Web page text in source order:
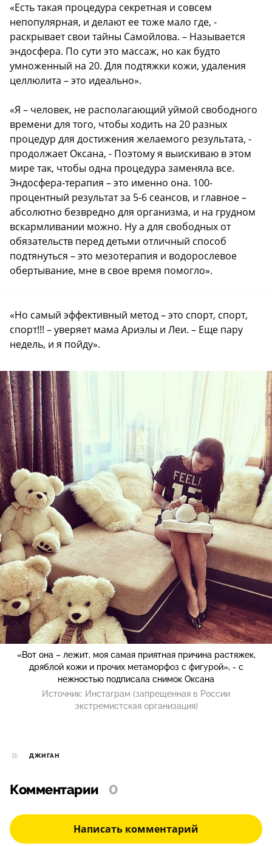
«Есть такая процедура секретная и совсем
непопулярная, и делают ее тоже мало где, -
раскрывает свои тайны Самойлова. – Называется
эндосфера. По сути это массаж, но как будто
умноженный на 20. Для подтяжки кожи, удаления
целлюлита – это идеально».
«Я – человек, не располагающий уймой свободного
времени для того, чтобы ходить на 20 разных
процедур для достижения желаемого результата, -
продолжает Оксана, - Поэтому я выискиваю в этом
мире так, чтобы одна процедура заменяла все.
Эндосфера-терапия – это именно она. 100-
процентный результат за 5-6 сеансов, и главное –
абсолютно безвредно для организма, и на грудном
вскармливании можно. Ну а для свободных от
обязательств перед детьми отличный способ
подтянуться – это мезотерапия и водорослевое
обертывание, мне в свое время помогло».
«Но самый эффективный метод – это спорт, спорт,
спорт!!! – уверяет мама Ариэлы и Леи. – Еще пару
недель, и я пойду».
«Вот она – лежит, моя самая приятная причина растяжек,
дряблой кожи и прочих метаморфоз с фигурой», - с
нежностью подписала снимок Оксана
Источник: Инстаграм (запрещенная в России
экстремистская организация)
ДЖИГАН
Комментарии 0
Написать комментарий